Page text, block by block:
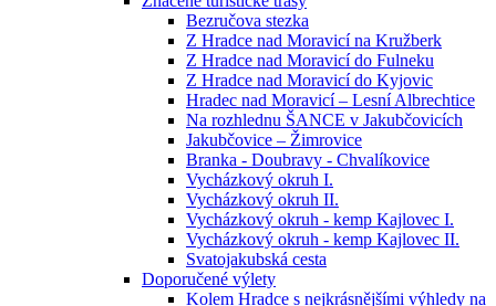
Bezručova stezka
Z Hradce nad Moravicí na Kružberk
Z Hradce nad Moravicí do Fulneku
Z Hradce nad Moravicí do Kyjovic
Hradec nad Moravicí – Lesní Albrechtice
Na rozhlednu ŠANCE v Jakubčovicích
Jakubčovice – Žimrovice
Branka - Doubravy - Chvalíkovice
Vycházkový okruh I.
Vycházkový okruh II.
Vycházkový okruh - kemp Kajlovec I.
Vycházkový okruh - kemp Kajlovec II.
Svatojakubská cesta
Doporučené výlety
Kolem Hradce s nejkrásnějšími výhledy na